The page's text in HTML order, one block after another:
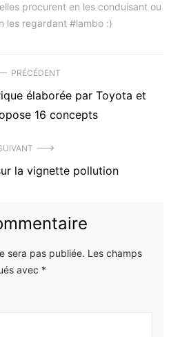
procurent en les conduisant ou
les regardant #lambo :)
PRÉCÉDENT
élaborée par Toyota et
16 concepts
la vignette pollution
sera pas publiée. Les champs
avec *